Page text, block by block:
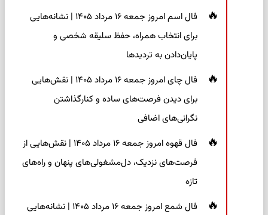
فال اسم امروز جمعه ۱۶ مرداد ۱۴۰۵ | نشانه‌هایی
برای انتخاب همراه، حفظ سلیقه شخصی و
پایان‌دادن به تردیدها
فال چای امروز جمعه ۱۶ مرداد ۱۴۰۵ | نقش‌هایی
برای دیدن فرصت‌های ساده و کنارگذاشتن
نگرانی‌های اضافی
فال قهوه امروز جمعه ۱۶ مرداد ۱۴۰۵ | نقش‌هایی از
فرصت‌های نزدیک، دل‌مشغولی‌های پنهان و راه‌های
تازه
فال شمع امروز جمعه ۱۶ مرداد ۱۴۰۵ | نشانه‌هایی